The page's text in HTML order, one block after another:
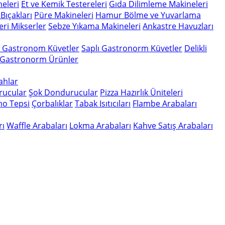
Et ve Kemik Testereleri Gıda Dilimleme Makineleri
Püre Makineleri Hamur Bölme ve Yuvarlama
MikserlerSebze Yıkama Makineleri Ankastre Havuzları
KüvetlerSaplı Gastronorm Küvetler Delikli
Ürünler
Şok Dondurucular Pizza Hazırlık Üniteleri
Tepsi ÇorbalıklarTabak Isıtıcıları Flambe Arabaları
Waffle Arabaları Lokma Arabaları Kahve Satış Arabaları